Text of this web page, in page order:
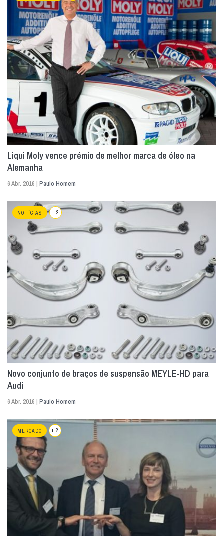
Liqui Moly vence prémio de melhor marca de óleo na
Alemanha
6 Abr. 2016 | Paulo Homem
NOTÍCIAS + 2
Novo conjunto de braços de suspensão MEYLE-HD para
Audi
6 Abr. 2016 | Paulo Homem
MERCADO + 2